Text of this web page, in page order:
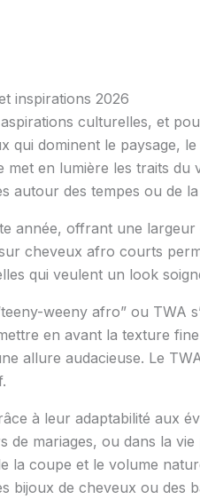
inspirations 2026
culturelles, et
dominent le paysage,
en lumière les traits du
autour des tempes ou de
offrant une largeur
cheveux afro courts
qui veulent un look
weeny afro” ou TWA
en avant la texture
allure audacieuse. Le
à leur adaptabilité aux
mariages, ou dans la
la coupe et le volume
bijoux de cheveux ou des